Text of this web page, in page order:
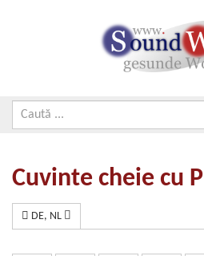
Cuvinte cheie cu P
DE, NL